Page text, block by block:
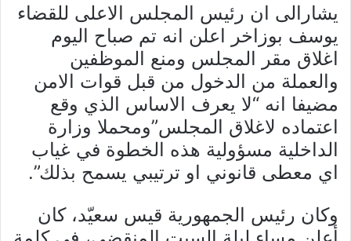
يشارالى ان رئيس المجلس الاعلى للقضاء
يوسف بوزاخر اعلن انه تم صباح اليوم
اغلاق مقر المجلس ومنع الموظفين
والعملة من الدخول من قبل قوات الامن
مضيفا انه “لا يعرف الاساس الذي وقع
اعتماده لاغلاق المجلس”ومحملا وزارة
الداخلية مسؤولية هذه الخطوة في غياب
اي معطى قانوني او ترتيبي يسمح بذلك”.
وكان رئيس الجمهورية قيس سعيّد، كان